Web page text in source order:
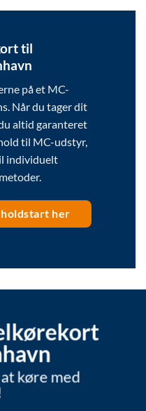
til
på et MC-
Når du tager dit
altid garanteret
til MC-udstyr,
individuelt
her
køre med